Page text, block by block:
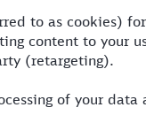
RE,ICE,VIA